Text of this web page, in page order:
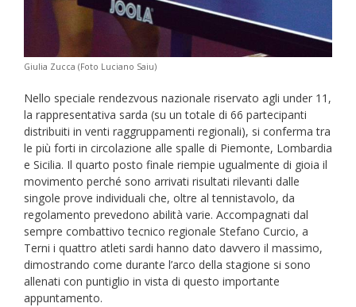
Giulia Zucca (Foto Luciano Saiu)
Nello speciale rendezvous nazionale riservato agli under 11,
la rappresentativa sarda (su un totale di 66 partecipanti
distribuiti in venti raggruppamenti regionali), si conferma tra
le più forti in circolazione alle spalle di Piemonte, Lombardia
e Sicilia. Il quarto posto finale riempie ugualmente di gioia il
movimento perché sono arrivati risultati rilevanti dalle
singole prove individuali che, oltre al tennistavolo, da
regolamento prevedono abilità varie. Accompagnati dal
sempre combattivo tecnico regionale Stefano Curcio, a
Terni i quattro atleti sardi hanno dato davvero il massimo,
dimostrando come durante l’arco della stagione si sono
allenati con puntiglio in vista di questo importante
appuntamento.